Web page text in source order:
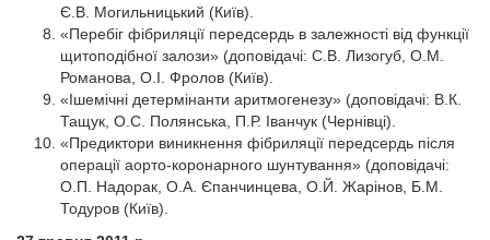
Є.В. Могильницький (Київ).
«Перебіг фібриляції передсердь в залежності від функції
щитоподібної залози» (доповідачі: С.В. Лизогуб, О.М.
Романова, О.І. Фролов (Київ).
«Ішемічні детермінанти аритмогенезу» (доповідачі: В.К.
Тащук, О.С. Полянська, П.Р. Іванчук (Чернівці).
«Предиктори виникнення фібриляції передсердь після
операції аорто-коронарного шунтування» (доповідачі:
О.П. Надорак, О.А. Єпанчинцева, О.Й. Жарінов, Б.М.
Тодуров (Київ).